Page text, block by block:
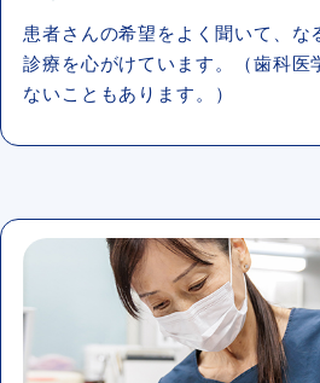
患者さんの希望をよく聞いて、な
診療を心がけています。（歯科医
ないこともあります。）